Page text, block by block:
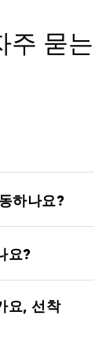
주 묻는
하나요?
요?
요, 선착